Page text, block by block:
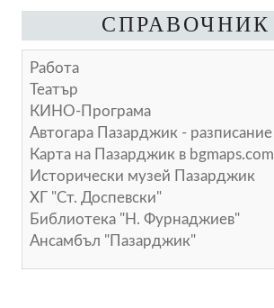
СПРАВОЧНИК
Работа
Театър
КИНО-Програма
Автогара Пазарджик - разписание
Карта на Пазарджик в bgmaps.com
Исторически музей Пазарджик
ХГ "Ст. Доспевски"
Библиотека "Н. Фурнаджиев"
Ансамбъл "Пазарджик"